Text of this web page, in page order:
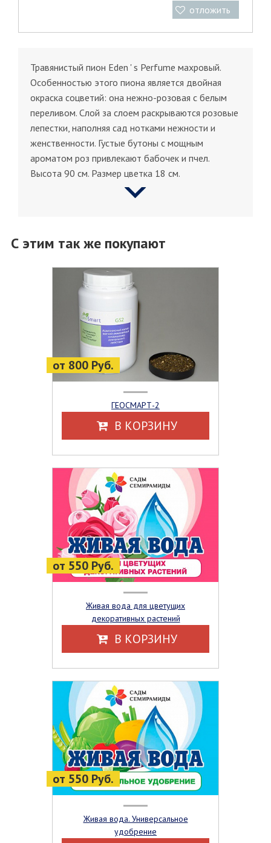
отложить
Травянистый пион Eden ' s Perfume махровый.
Особенностью этого пиона является двойная
окраска соцветий: она нежно-розовая с белым
переливом. Слой за слоем раскрываются розовые
лепестки, наполняя сад нотками нежности и
женственности. Густые бутоны с мощным
ароматом роз привлекают бабочек и пчел.
Высота 90 см. Размер цветка 18 см.
С этим так же покупают
от 800 Руб.
ГЕОСМАРТ-2
В КОРЗИНУ
от 550 Руб.
Живая вода для цветущих
декоративных растений
В КОРЗИНУ
от 550 Руб.
Живая вода. Универсальное
удобрение